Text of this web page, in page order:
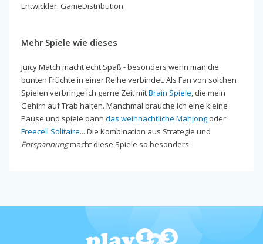
Entwickler: GameDistribution
Mehr Spiele wie dieses
Juicy Match macht echt Spaß - besonders wenn man die
bunten Früchte in einer Reihe verbindet. Als Fan von solchen
Spielen verbringe ich gerne Zeit mitBrain Spiele, die mein
Gehirn auf Trab halten. Manchmal brauche ich eine kleine
Pause und spiele dann das weihnachtliche Mahjong oder
Freecell Solitaire... Die Kombination aus Strategie und
Entspannungmacht diese Spiele so besonders.